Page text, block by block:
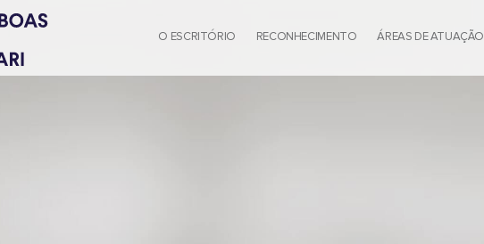
O ESCRITÓRIO RECONHECIMENTO ÁREAS DE ATUAÇÃO